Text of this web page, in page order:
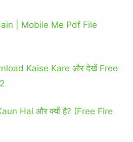
| Mobile Me Pdf File
Kaise Kare और देखें Free
Hai और क्यों है? (Free Fire